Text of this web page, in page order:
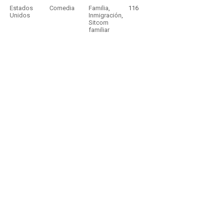
Estados
Unidos
Comedia Familia,
Inmigración,
Sitcom
familiar
116